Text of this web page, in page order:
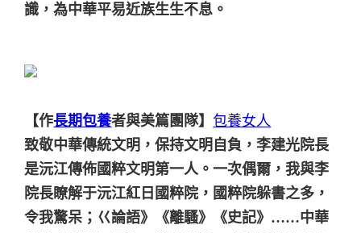
識，為中華平易近族生生不息。
【作長期包養者與美篇團隊】包養女人
致敬中華傳統文明，保持文明自負，李建光院長
是沅江傳佈國粹文明第一人。一次偶爾，我與李
院長瞭解于沅江紅日國粹院，國粹院躲書之多，
令我驚呆；巜論語》《離騷》《史記》……中華